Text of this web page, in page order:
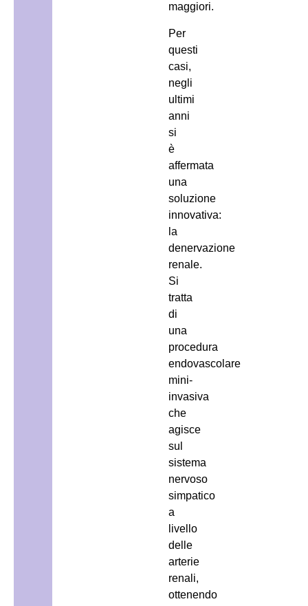
maggiori.
Per
questi
casi,
negli
ultimi
anni
si
è
affermata
una
soluzione
innovativa:
la
denervazione
renale.
Si
tratta
di
una
procedura
endovascolare
mini-
invasiva
che
agisce
sul
sistema
nervoso
simpatico
a
livello
delle
arterie
renali,
ottenendo